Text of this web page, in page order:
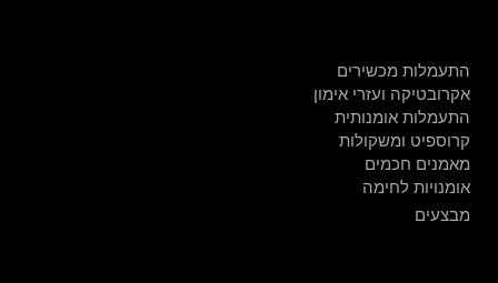
התעמלות מכשירים
אקרובטיקה ועזרי אימון
התעמלות אומנותית
קרוספיט ומשקולות
מאמנים חכמים
אומנויות לחימה
מבצעים